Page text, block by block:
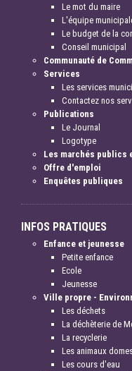
Le mot du maire
L'équipe
Le budget de la
Conseil municipal
Communauté de
Services
Les services
Contactez nos
Publications
Le Journal
Logotype
Les marchés publics
Offre d'emploi
Enquêtes publiques
INFOS PRATIQUES
Enfance et jeunesse
Petite enfance
Ecole
Jeunesse
Ville propre -
Les déchets
La déchèterie de
La recyclerie
Les animaux
Les cours d'eau